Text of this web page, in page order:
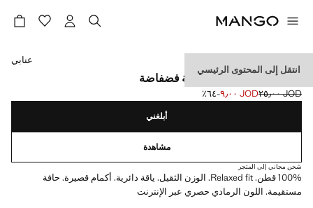
انتقل إلى المحتوى الرئيسي
تي شيرت ثقيل الوزن بقصة فضفاضة
السعر الأول محذوف [JOD ٢٥٫٠٠ ]
JOD ٢٥٫٠٠
السعر الحالي [JOD ٩٫٠٠ ]JOD ٩٫٠٠ ؜-٦٤٪؜
حدد اللون
عنابي
أبلغني
مشاهدة
شحن مجاني إلى المتجر
100% قطن. Relaxed fit. الوزن الثقيل. ياقة دائرية. أكمام قصيرة. حافة
مستقيمة. اللون الرمادي حصري عبر الإنترنت